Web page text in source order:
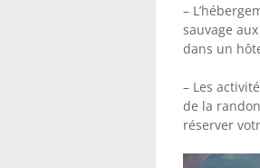
–
sauvage
dans un
– Les
de la
réserver